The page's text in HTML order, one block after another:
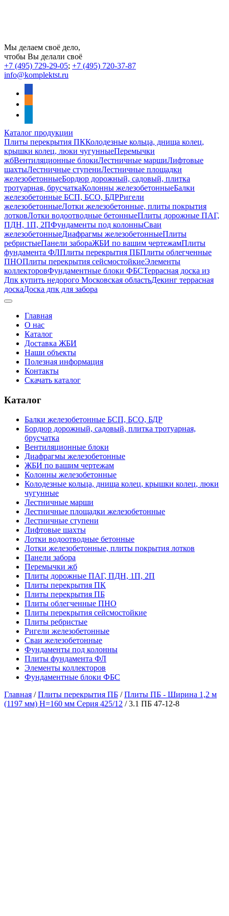
Мы делаем своё дело,
чтобы Вы делали своё
+7 (495) 729-29-05; +7 (495) 720-37-87
info@komplektst.ru
Каталог продукции
Плиты перекрытия ПККолодезные кольца, днища колец,
крышки колец, люки чугунныеПеремычки
жбВентиляционные блокиЛестничные маршиЛифтовые
шахтыЛестничные ступениЛестничные площадки
железобетонныеБордюр дорожный, садовый, плитка
тротуарная, брусчаткаКолонны железобетонныеБалки
железобетонные БСП, БСО, БДРРигели
железобетонныеЛотки железобетонные, плиты покрытия
лотковЛотки водоотводные бетонныеПлиты дорожные ПАГ,
ПДН, 1П, 2ПФундаменты под колонныСваи
железобетонныеДиафрагмы железобетонныеПлиты
ребристыеПанели забораЖБИ по вашим чертежамПлиты
фундамента ФЛПлиты перекрытия ПБПлиты облегченные
ПНОПлиты перекрытия сейсмостойкиеЭлементы
коллекторовФундаментные блоки ФБСТеррасная доска из
Дпк купить недорого Московская областьДекинг террасная
доскаДоска дпк для забора
Главная
О нас
Каталог
Доставка ЖБИ
Наши объекты
Полезная информация
Контакты
Скачать каталог
Каталог
Балки железобетонные БСП, БСО, БДР
Бордюр дорожный, садовый, плитка тротуарная,
брусчатка
Вентиляционные блоки
Диафрагмы железобетонные
ЖБИ по вашим чертежам
Колонны железобетонные
Колодезные кольца, днища колец, крышки колец, люки
чугунные
Лестничные марши
Лестничные площадки железобетонные
Лестничные ступени
Лифтовые шахты
Лотки водоотводные бетонные
Лотки железобетонные, плиты покрытия лотков
Панели забора
Перемычки жб
Плиты дорожные ПАГ, ПДН, 1П, 2П
Плиты перекрытия ПК
Плиты перекрытия ПБ
Плиты облегченные ПНО
Плиты перекрытия сейсмостойкие
Плиты ребристые
Ригели железобетонные
Сваи железобетонные
Фундаменты под колонны
Плиты фундамента ФЛ
Элементы коллекторов
Фундаментные блоки ФБС
Главная /Плиты перекрытия ПБ /Плиты ПБ - Ширина 1,2 м
(1197 мм) H=160 мм Серия 425/12 / 3.1 ПБ 47-12-8